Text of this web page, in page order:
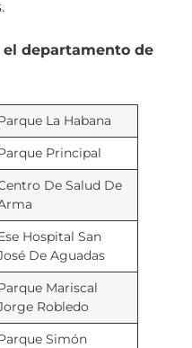
departamento de
La Habana
Principal
De Salud De
Hospital San
De Aguadas
Mariscal
Robledo
Simón